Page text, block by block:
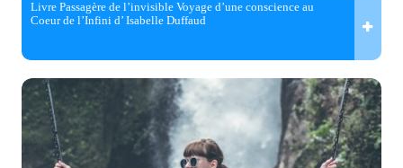
Livre Passagère de l’invisible Voyage d’une conscience au
Coeur de l’Infini d’ Isabelle Duffaud